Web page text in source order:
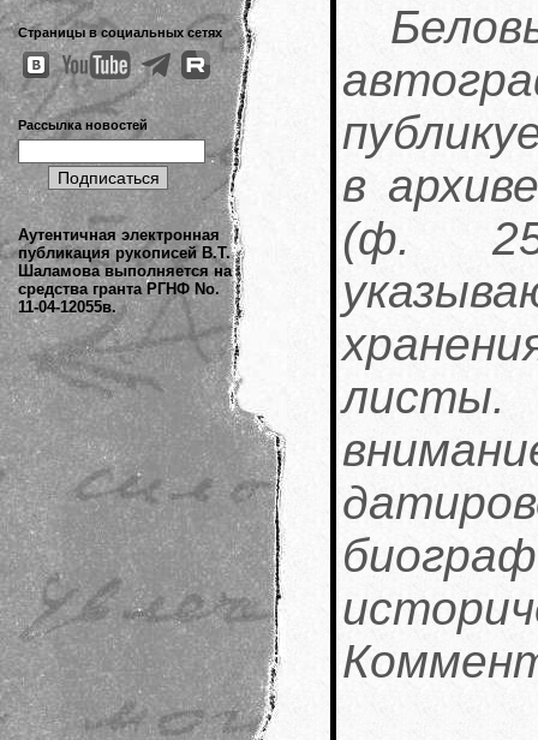
Страницы в социальных сетях
Рассылка новостей
Аутентичная электронная
публикация рукописей В.Т.
Шаламова выполняется на
средства гранта РГНФ No.
11-04-12055в.
в
(ф.
листы.